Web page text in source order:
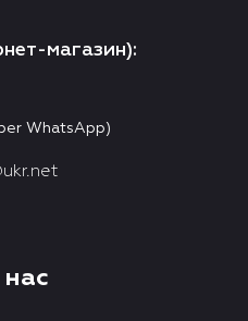
магазин):
WhatsApp)